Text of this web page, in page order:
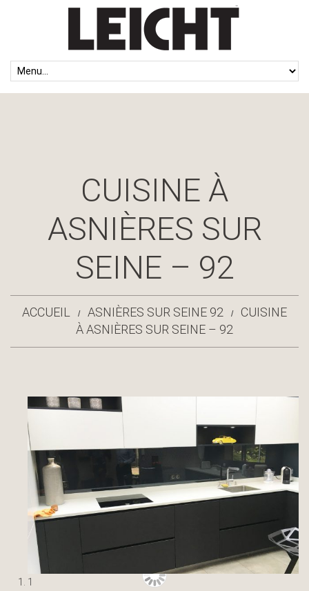
CUISINE À
ASNIÈRES SUR
SEINE – 92
ACCUEIL ASNIÈRES SUR SEINE 92
CUISINE
À ASNIÈRES SUR SEINE – 92
1